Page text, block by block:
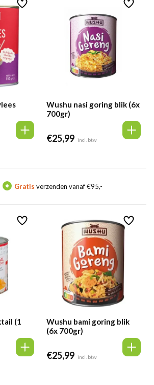
Wushu nasi goring blik (6x
700gr)
€25,99 incl. btw
Gratis verzenden vanaf €95,-
(1
Wushu bami goring blik
(6x 700gr)
€25,99 incl. btw